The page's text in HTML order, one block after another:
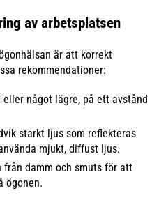
av arbetsplatsen
är att korrekt
rekommendationer:
något lägre, på ett avstånd
starkt ljus som reflekteras
mjukt, diffust ljus.
från damm och smuts för att
ögonen.